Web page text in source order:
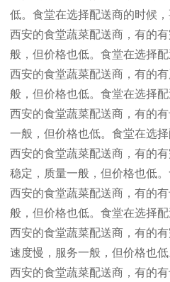
低。食堂在选择配送商的时候
西安的食堂蔬菜配送商，有的
般，但价格也低。食堂在选择
西安的食堂蔬菜配送商，有的
般，但价格也低。食堂在选择
西安的食堂蔬菜配送商，有的
一般，但价格也低。食堂在选
西安的食堂蔬菜配送商，有的
稳定，质量一般，但价格也低
西安的食堂蔬菜配送商，有的
般，但价格也低。食堂在选择
西安的食堂蔬菜配送商，有的
速度慢，服务一般，但价格也
西安的食堂蔬菜配送商，有的